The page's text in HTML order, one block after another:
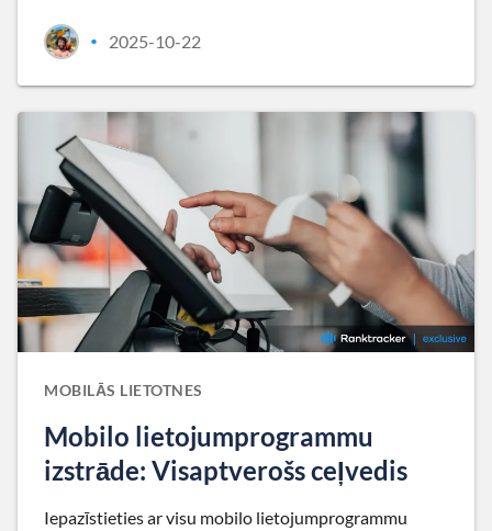
• 2025-10-22
MOBILĀS LIETOTNES
Mobilo lietojumprogrammu
izstrāde: Visaptverošs ceļvedis
Iepazīstieties ar visu mobilo lietojumprogrammu